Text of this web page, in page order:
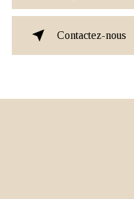
Contactez-nous